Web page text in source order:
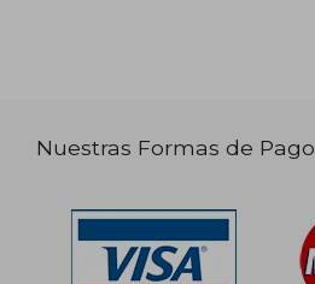
Nuestras Formas de Pago